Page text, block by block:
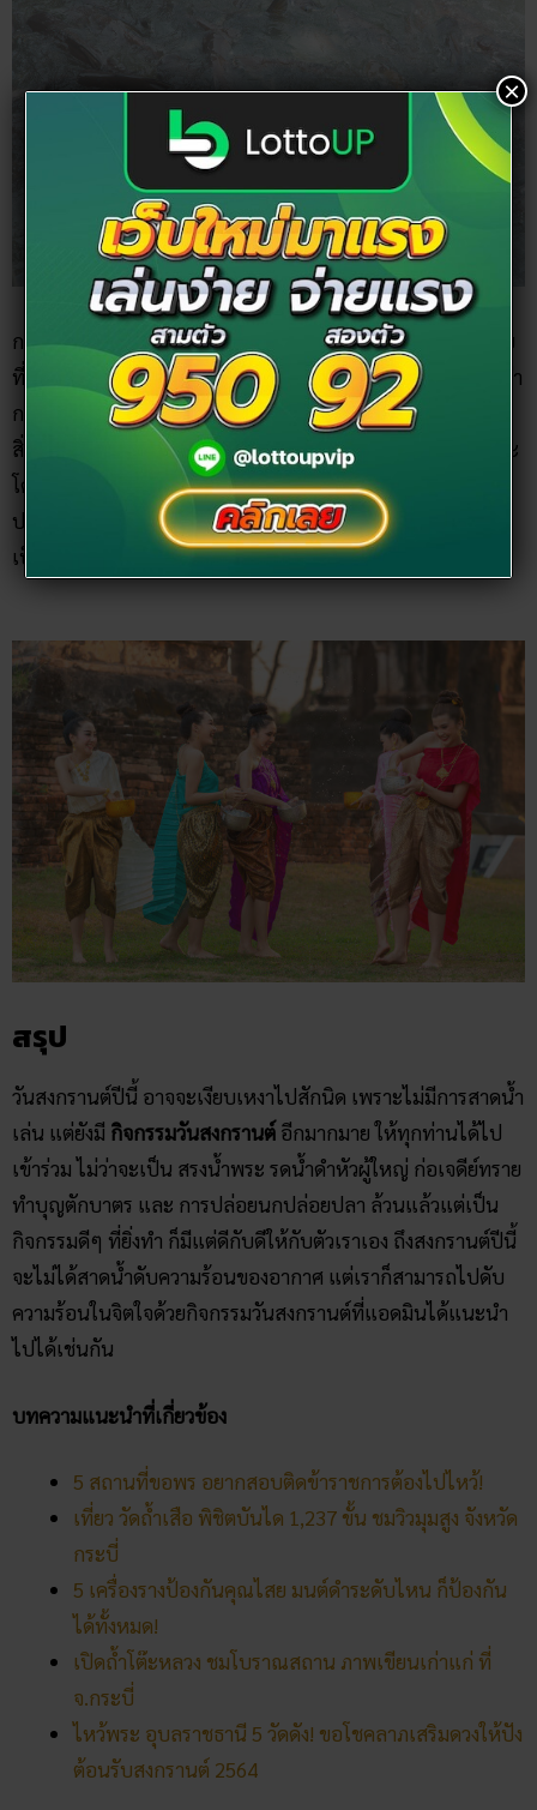
การ ปล่อยนกปล่อยปลาเป็นอีกหนึ่งกิจกรรมยอดฮิตของคนไทย
ที่ไม่ว่าเทศกาลไหน ก็มักจะทำกันเป็นประจำเสมอ คนไทยเชื่อว่า
การปล่อยนกปล่อย เป็นการอโหสิกรรมและชำระบาป ปล่อยให้
สิ่งมีชีวิตทั้งหลายได้มีอิสระ หรือ เป็นการช่วยเหลือชีวิตที่กำลังจะ
โดนฆ่า ให้อยู่รอดปลอดภัย มีชีวิตอยู่ต่อไป บางคนก็เชื่อว่า การ
ปล่อยนกปล่อยปลา เป็นการทำให้เราหมดเคราะห์หมดโศก ถือ
เป็นการปล่อยสิ่งที่ไม่ได้ให้ลอยออกไปห่างจากตัวเรา
สรุป
วันสงกรานต์ปีนี้ อาจจะเงียบเหงาไปสักนิด เพราะไม่มีการสาดน้ำ
เล่น แต่ยังมี กิจกรรมวันสงกรานต์ อีกมากมาย ให้ทุกท่านได้ไป
เข้าร่วม ไม่ว่าจะเป็น สรงน้ำพระ รดน้ำดำหัวผู้ใหญ่ ก่อเจดีย์ทราย
ทำบุญตักบาตร และ การปล่อยนกปล่อยปลา ล้วนแล้วแต่เป็น
กิจกรรมดีๆ ที่ยิ่งทำ ก็มีแต่ดีกับดีให้กับตัวเราเอง ถึงสงกรานต์ปีนี้
จะไม่ได้สาดน้ำดับความร้อนของอากาศ แต่เราก็สามารถไปดับ
ความร้อนในจิตใจด้วยกิจกรรมวันสงกรานต์ที่แอดมินได้แนะนำ
ไปได้เช่นกัน
บทความแนะนำที่เกี่ยวข้อง
5 สถานที่ขอพร อยากสอบติดข้าราชการต้องไปไหว้!
เที่ยว วัดถ้ำเสือ พิชิตบันได 1,237 ขั้น ชมวิวมุมสูง จังหวัด
กระบี่
5 เครื่องรางป้องกันคุณไสย มนต์ดำระดับไหน ก็ป้องกัน
ได้ทั้งหมด!
เปิดถ้ำโต๊ะหลวง ชมโบราณสถาน ภาพเขียนเก่าแก่ ที่
จ.กระบี่
ไหว้พระ อุบลราชธานี 5 วัดดัง! ขอโชคลาภเสริมดวงให้ปัง
ต้อนรับสงกรานต์ 2564
×